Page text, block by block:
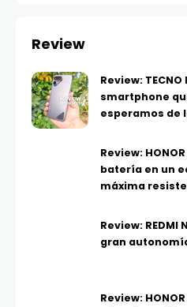
Review
Review: TECNO
smartphone
esperamos de
Review:
batería en un
máxima
Review: REDMI
gran
Review: